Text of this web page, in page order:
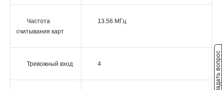
Частота
считывания карт
13.56 МГц
Тревожный вход 4 Задать вопрос